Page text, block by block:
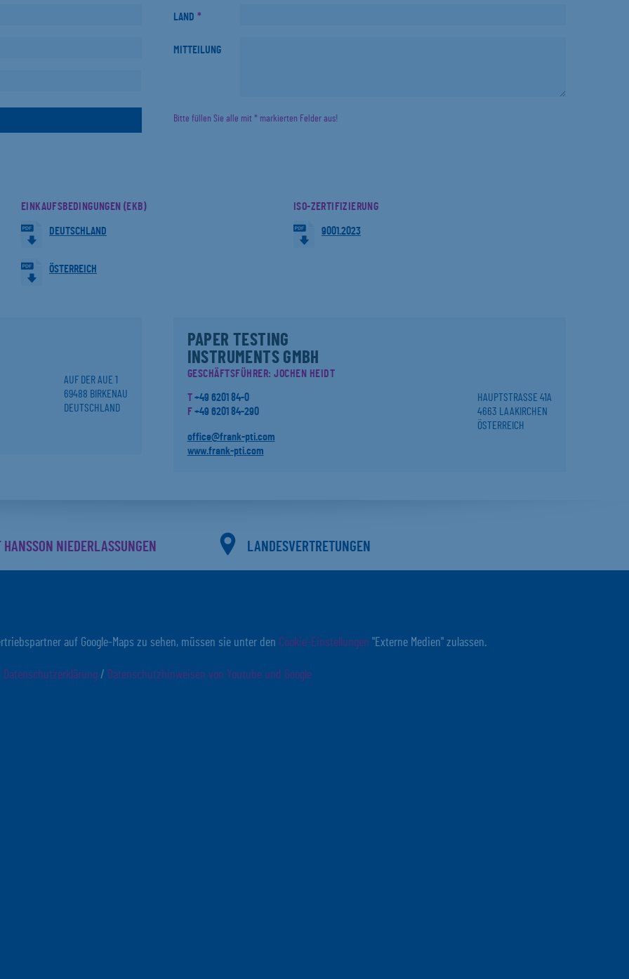
LAND *
MITTEILUNG
Bitte füllen Sie alle mit * markierten Felder aus!
EINKAUFSBEDINGUNGEN (EKB)
DEUTSCHLAND
ÖSTERREICH
ISO-ZERTIFIZIERUNG
9001.2023
AUF DER AUE 1
69488 BIRKENAU
DEUTSCHLAND
PAPER TESTING
INSTRUMENTS GMBH
GESCHÄFTSFÜHRER: JOCHEN HEIDT
HAUPTSTRASSE 41A
4663 LAAKIRCHEN
ÖSTERREICH
T+49 6201 84-0
F+49 6201 84-290
office@frank-pti.com
www.frank-pti.com
HANSSON NIEDERLASSUNGEN LANDESVERTRETUNGEN